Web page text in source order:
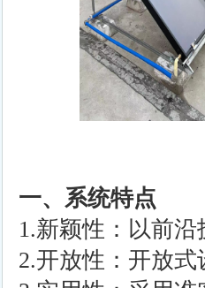
一、系统特点
1.新颖性：以前
2.开放性：开放